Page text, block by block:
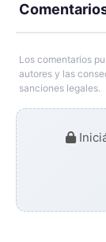
Los comentarios
autores y las
sanciones legales.